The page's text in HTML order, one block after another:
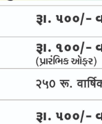
ઈ-પેપર